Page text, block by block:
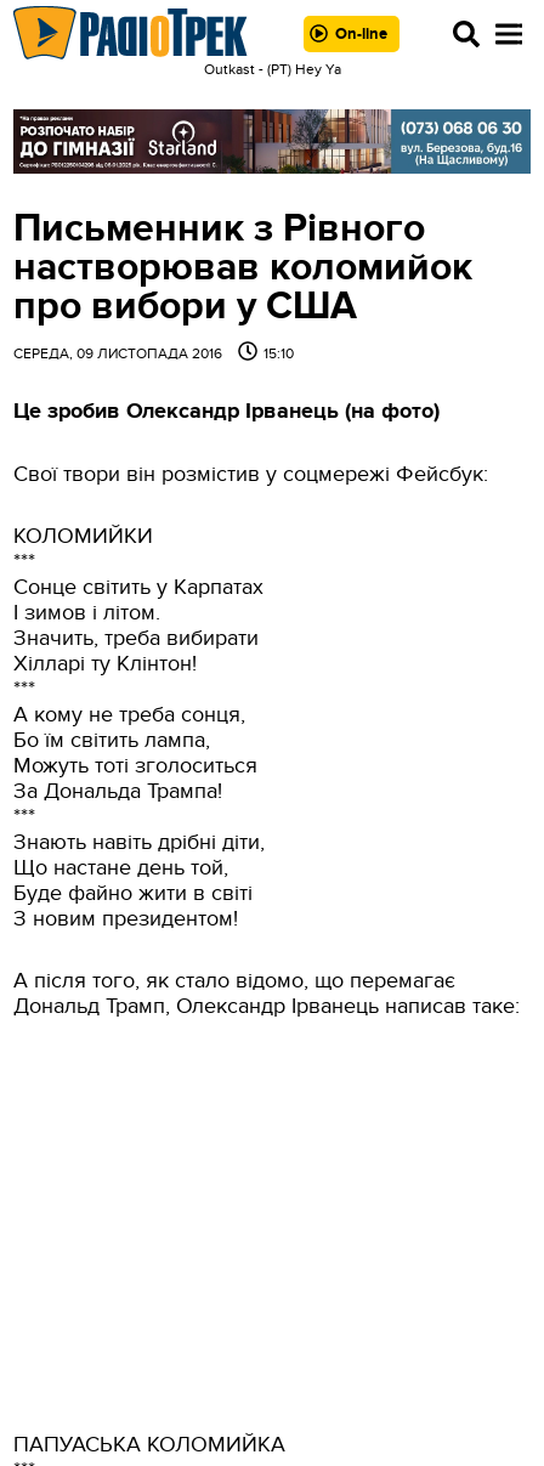
On-line
Outkast - (РТ) Hey Ya
Письменник з Рівного
настворював коломийок
про вибори у США
СЕРЕДА, 09 ЛИСТОПАДА 2016 15:10
Це зробив Олександр Ірванець (на фото)
Свої твори він розмістив у соцмережі Фейсбук:
КОЛОМИЙКИ
***
Сонце світить у Карпатах
І зимов і літом.
Значить, треба вибирати
Хілларі ту Клінтон!
***
А кому не треба сонця,
Бо їм світить лампа,
Можуть тоті зголоситься
За Дональда Трампа!
***
Знають навіть дрібні діти,
Що настане день той,
Буде файно жити в світі
З новим президентом!
А після того, як стало відомо, що перемагає
Дональд Трамп, Олександр Ірванець написав таке:
ПАПУАСЬКА КОЛОМИЙКА